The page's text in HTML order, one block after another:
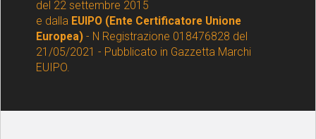
del 22 settembre 2015
e dalla EUIPO (Ente Certificatore Unione
Europea) - N Registrazione 018476828 del
21/05/2021 - Pubblicato in Gazzetta Marchi
EUIPO.